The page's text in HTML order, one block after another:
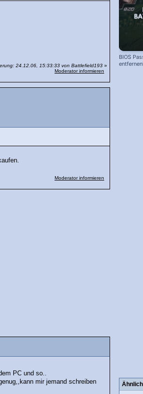
24.12.06, 15:33:33 von Battlefield193 »
Moderator informieren
Moderator informieren
PC und so..
mir jemand schreiben
BIOS
entfernen!